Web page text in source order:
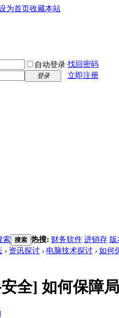
为首页收藏本站
自动登录 找回密码
登录 立即注册
索 搜索 热搜: 财务软件 进销存 版
› 资讯探讨 › 电脑技术探讨 › 如何
全] 如何保障